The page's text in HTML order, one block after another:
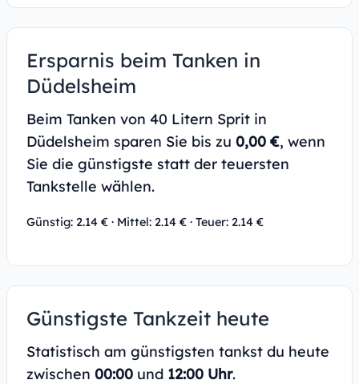
Ersparnis beim Tanken in
Düdelsheim
Beim Tanken von 40 Litern Sprit in
Düdelsheim sparen Sie bis zu 0,00 €, wenn
Sie die günstigste statt der teuersten
Tankstelle wählen.
Günstig: 2.14 € · Mittel: 2.14 € · Teuer: 2.14 €
Günstigste Tankzeit heute
Statistisch am günstigsten tankst du heute
zwischen 00:00 und 12:00 Uhr.